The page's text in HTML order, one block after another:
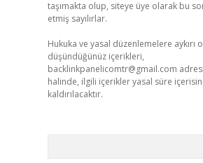
taşımakta olup, siteye üye olarak bu
etmiş sayılırlar.
Hukuka ve yasal düzenlemelere aykırı
düşündüğünüz içerikleri,
backlinkpanelicomtr@gmail.com
halinde, ilgili içerikler yasal süre
kaldırılacaktır.